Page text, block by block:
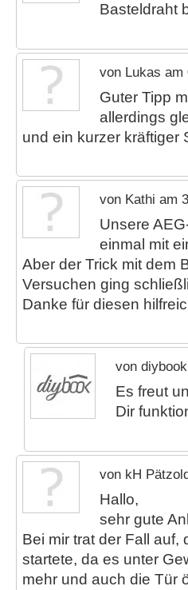
Basteldraht
von Lukas am
Guter Tipp
allerdings
und ein kurzer kräftiger
von Kathi am
Unsere
einmal mit
Aber der Trick mit dem
Versuchen ging
Danke für diesen
von
Es freut
Dir
von kH
Hallo,
sehr gute
Bei mir trat der Fall
startete, da es unter
mehr und auch die Tür